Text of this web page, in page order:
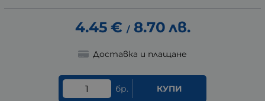
4.45 € / 8.70 лв.
Доставка и плащане
бр. КУПИ